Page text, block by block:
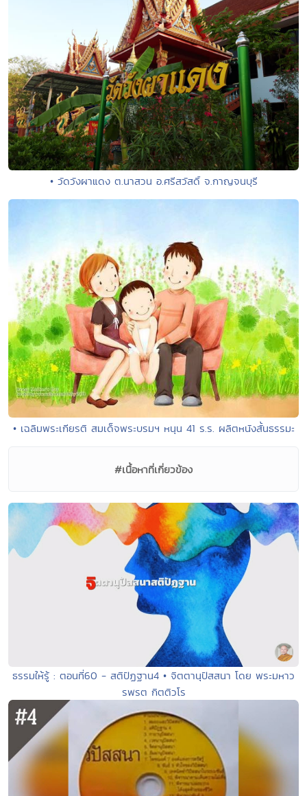
• วัดวังผาแดง ต.นาสวน อ.ศรีสวัสดิ์ จ.กาญจนบุรี
• เฉลิมพระเกียรติ สมเด็จพระบรมฯ หนุน 41 ร.ร. ผลิตหนังสั้นธรรมะ
#เนื้อหาที่เกี่ยวข้อง
ธรรมให้รู้ : ตอนที่60 - สติปัฏฐาน4 • จิตตานุปัสสนา โดย พระมหาว
รพรต กิตติวโร